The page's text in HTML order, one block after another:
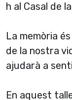
h al Casal de
La memòria
de la nostra
ajudarà a
En aquest